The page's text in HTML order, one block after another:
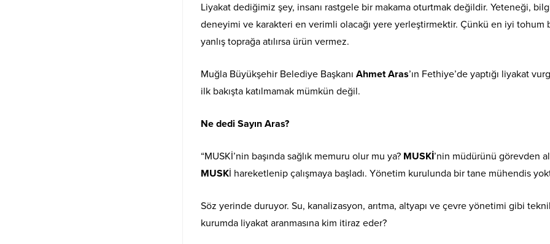
Liyakat dediğimiz şey, insanı rastgele bir makama oturtmak değildir. Yeteneği,
deneyimi ve karakteri en verimli olacağı yere yerleştirmektir. Çünkü en iyi tohum
yanlış toprağa atılırsa ürün vermez.
Muğla Büyükşehir Belediye Başkanı Ahmet Aras’ın Fethiye’de yaptığı liyakat
ilk bakışta katılmamak mümkün değil.
Ne dedi Sayın Aras?
“MUSKİ’nin başında sağlık memuru olur mu ya? MUSKİ’nin müdürünü görevden
MUSKİ hareketlenip çalışmaya başladı. Yönetim kurulunda bir tane mühendis
Söz yerinde duruyor. Su, kanalizasyon, arıtma, altyapı ve çevre yönetimi gibi
kurumda liyakat aranmasına kim itiraz eder?